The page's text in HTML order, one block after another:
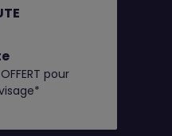
pour